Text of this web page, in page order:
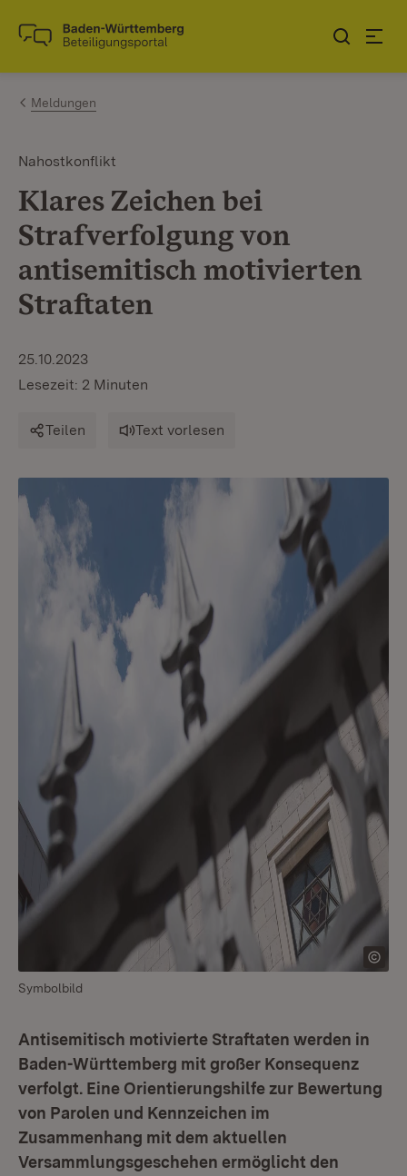
Zum Inhalt springen
Link zur Startseite
Meldungen
Nahostkonflikt
Klares Zeichen bei
Strafverfolgung von
antisemitisch motivierten
Straftaten
25.10.2023
Lesezeit: 2 Minuten
Teilen Text vorlesen
Symbolbild
Antisemitisch motivierte Straftaten werden in
Baden-Württemberg mit großer Konsequenz
verfolgt. Eine Orientierungshilfe zur Bewertung
von Parolen und Kennzeichen im
Zusammenhang mit dem aktuellen
Versammlungsgeschehen ermöglicht den